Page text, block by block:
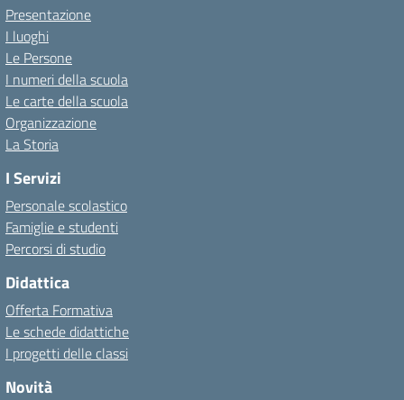
Presentazione
I luoghi
Le Persone
I numeri della scuola
Le carte della scuola
Organizzazione
La Storia
I Servizi
Personale scolastico
Famiglie e studenti
Percorsi di studio
Didattica
Offerta Formativa
Le schede didattiche
I progetti delle classi
Novità